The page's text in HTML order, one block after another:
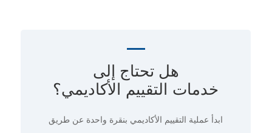
هل تحتاج إلى
خدمات التقييم الأكاديمي؟
ابدأ عملية التقييم الأكاديمي بنقرة واحدة عن طريق